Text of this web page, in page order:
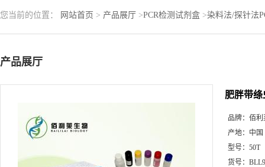
您当前的位置： 网站首页 > 产品展厅 >PCR检测试剂盒 >染料法/探针法
产品展厅
肥胖带
品牌： 佰利
产地： 中国
型号： 50T
货号：